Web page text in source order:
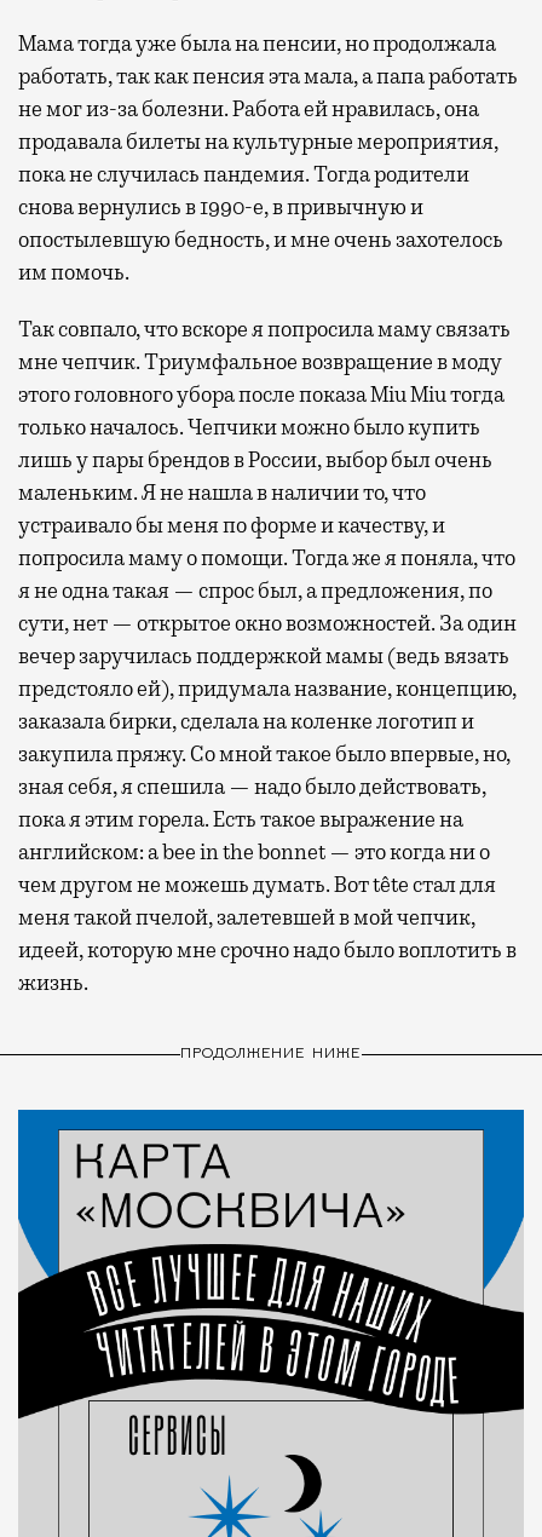
Мама тогда уже была на пенсии, но продолжала
работать, так как пенсия эта мала, а папа работать
не мог из-за болезни. Работа ей нравилась, она
продавала билеты на культурные мероприятия,
пока не случилась пандемия. Тогда родители
снова вернулись в 1990-е, в привычную и
опостылевшую бедность, и мне очень захотелось
им помочь.
Так совпало, что вскоре я попросила маму связать
мне чепчик. Триумфальное возвращение в моду
этого головного убора после показа Miu Miu тогда
только началось. Чепчики можно было купить
лишь у пары брендов в России, выбор был очень
маленьким. Я не нашла в наличии то, что
устраивало бы меня по форме и качеству, и
попросила маму о помощи. Тогда же я поняла, что
я не одна такая — спрос был, а предложения, по
сути, нет — открытое окно возможностей. За один
вечер заручилась поддержкой мамы (ведь вязать
предстояло ей), придумала название, концепцию,
заказала бирки, сделала на коленке логотип и
закупила пряжу. Со мной такое было впервые, но,
зная себя, я спешила — надо было действовать,
пока я этим горела. Есть такое выражение на
английском: a bee in the bonnet — это когда ни о
чем другом не можешь думать. Вот tête стал для
меня такой пчелой, залетевшей в мой чепчик,
идеей, которую мне срочно надо было воплотить в
жизнь.
ПРОДОЛЖЕНИЕ НИЖЕ